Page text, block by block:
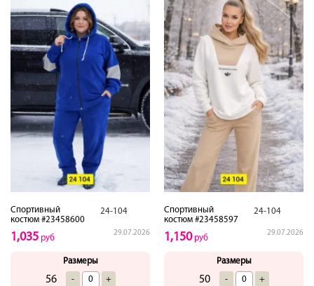
Спортивный
костюм #23458600
24-104
29.07.2026
1,035 руб
Размеры
56 - +
Спортивный
костюм #23458597
24-104
29.07.2026
1,150руб
Размеры
50 - +